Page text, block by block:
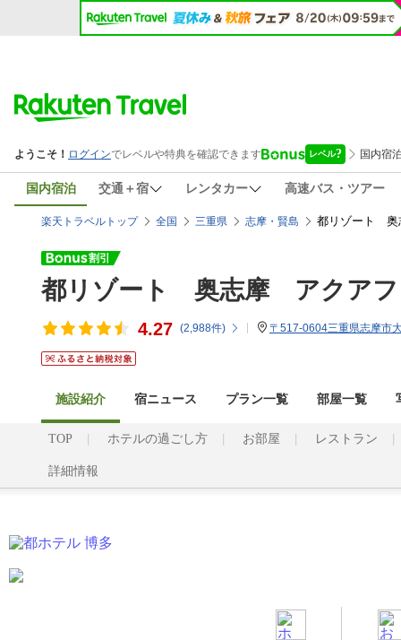
国内宿泊 交通＋宿 レンタカー 高速バス・ツアー
楽天トラベルトップ 全国 三重県 志摩・賢島 都リゾート 奥
都リゾート 奥志摩 アクアフ
4.27 (2,988件) 〒517-0604三重県志摩市
施設紹介 宿ニュース プラン一覧 部屋一覧
TOP ホテルの過ごし方 お部屋 レストラン
詳細情報